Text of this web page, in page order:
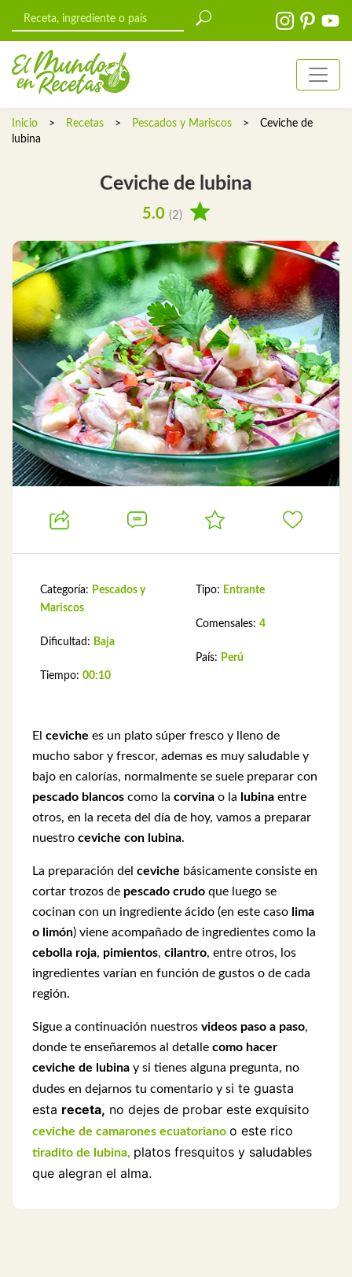
Inicio > Recetas > Pescados y Mariscos >
Ceviche de
lubina
Ceviche de lubina
5.0 (2)
Categoría: Pescados y
Mariscos
Dificultad: Baja
Tiempo: 00:10
Tipo: Entrante
Comensales: 4
País: Perú
El ceviche es un plato súper fresco y lleno de
mucho sabor y frescor, ademas es muy saludable y
bajo en calorías, normalmente se suele preparar con
pescado blancos como la corvina o la lubina entre
otros, en la receta del día de hoy, vamos a preparar
nuestro ceviche con lubina.
La preparación del ceviche básicamente consiste en
cortar trozos de pescado crudo que luego se
cocinan con un ingrediente ácido (en este caso lima
o limón) viene acompañado de ingredientes como la
cebolla roja, pimientos, cilantro, entre otros, los
ingredientes varían en función de gustos o de cada
región.
Sigue a continuación nuestros videos paso a paso,
donde te enseñaremos al detalle como hacer
ceviche de lubina y si tienes alguna pregunta, no
dudes en dejarnos tu comentario y si te guasta
esta receta, no dejes de probar este exquisito
ceviche de camarones ecuatoriano o este rico
tiradito de lubina, platos fresquitos y saludables
que alegran el alma.